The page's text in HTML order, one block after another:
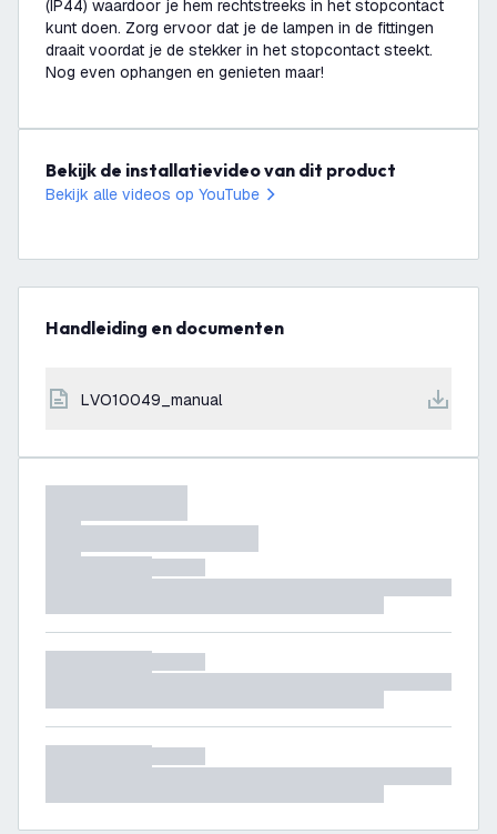
(IP44) waardoor je hem rechtstreeks in het stopcontact
kunt doen. Zorg ervoor dat je de lampen in de fittingen
draait voordat je de stekker in het stopcontact steekt.
Nog even ophangen en genieten maar!
Bekijk de installatievideo van dit product
Bekijk alle videos op YouTube
Handleiding en documenten
LVO10049_manual